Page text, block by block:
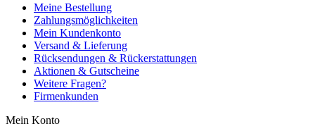
Meine Bestellung
Zahlungsmöglichkeiten
Mein Kundenkonto
Versand & Lieferung
Rücksendungen & Rückerstattungen
Aktionen & Gutscheine
Weitere Fragen?
Firmenkunden
Mein Konto